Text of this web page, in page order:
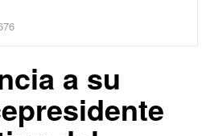
a su